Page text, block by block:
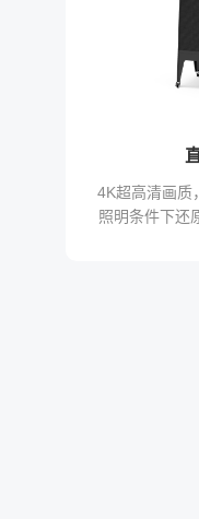
4K超高清画质
照明条件下还